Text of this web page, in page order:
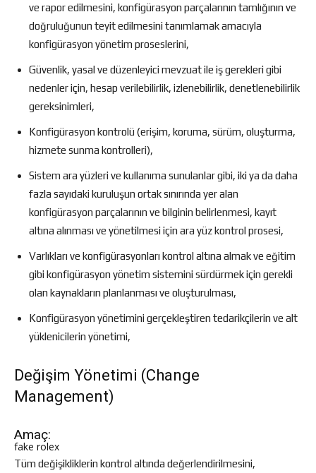
ve rapor edilmesini, konfigürasyon parçalarının tamlığının ve
doğruluğunun teyit edilmesini tanımlamak amacıyla
konfigürasyon yönetim proseslerini,
Güvenlik, yasal ve düzenleyici mevzuat ile iş gerekleri gibi
nedenler için, hesap verilebilirlik, izlenebilirlik, denetlenebilirlik
gereksinimleri,
Konfigürasyon kontrolü (erişim, koruma, sürüm, oluşturma,
hizmete sunma kontrolleri),
Sistem ara yüzleri ve kullanıma sunulanlar gibi, iki ya da daha
fazla sayıdaki kuruluşun ortak sınırında yer alan
konfigürasyon parçalarının ve bilginin belirlenmesi, kayıt
altına alınması ve yönetilmesi için ara yüz kontrol prosesi,
Varlıkları ve konfigürasyonları kontrol altına almak ve eğitim
gibi konfigürasyon yönetim sistemini sürdürmek için gerekli
olan kaynakların planlanması ve oluşturulması,
Konfigürasyon yönetimini gerçekleştiren tedarikçilerin ve alt
yüklenicilerin yönetimi,
Değişim Yönetimi (Change
Management)
Amaç:
Tüm değişikliklerin kontrol altında değerlendirilmesini,
fake rolex